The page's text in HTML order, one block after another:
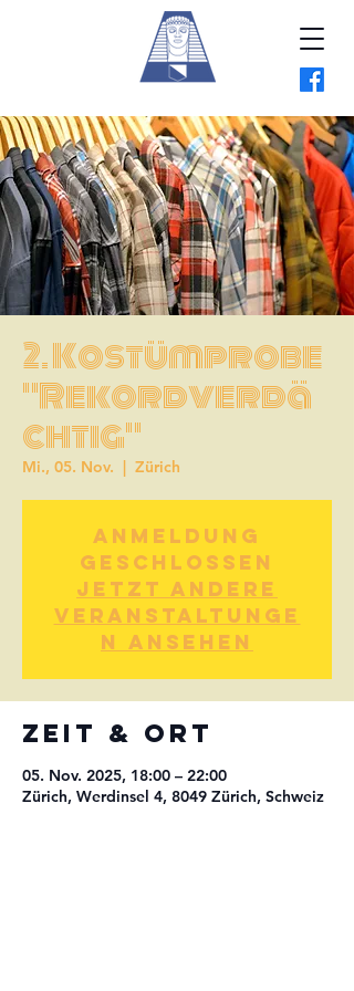
2. Kostümprobe
"Rekordverdä
chtig"
Mi., 05. Nov.
  |
Zürich
Anmeldung
geschlossen
Jetzt andere
Veranstaltunge
n ansehen
Zeit & Ort
05. Nov. 2025, 18:00 – 22:00
Zürich, Werdinsel 4, 8049 Zürich, Schweiz